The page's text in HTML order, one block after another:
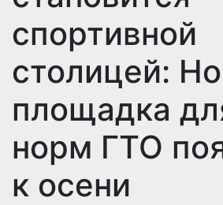
спортивной
столицей:
площадка
норм ГТО
к осени